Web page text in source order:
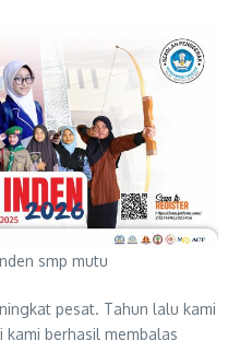
smp mutu
pesat. Tahun lalu kami
kami berhasil membalas